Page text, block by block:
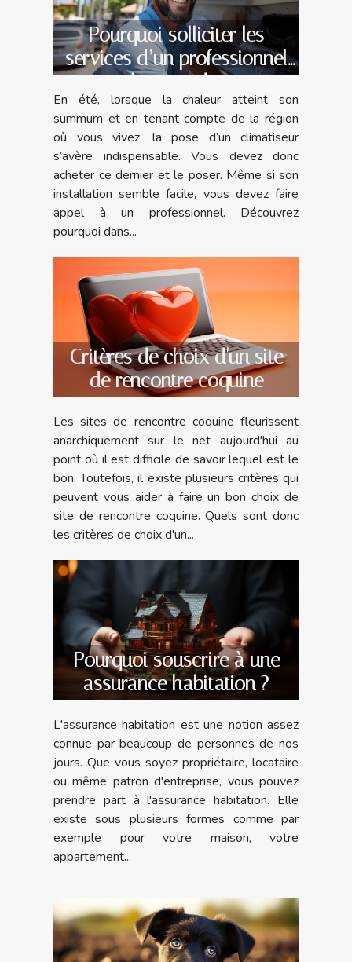
Pourquoi solliciter les
services d’un professionnel
pour la pose de votre
climatiseur ?
En été, lorsque la chaleur atteint son
summum et en tenant compte de la région
où vous vivez, la pose d’un climatiseur
s’avère indispensable. Vous devez donc
acheter ce dernier et le poser. Même si son
installation semble facile, vous devez faire
appel à un professionnel. Découvrez
pourquoi dans...
Critères de choix d'un site
de rencontre coquine
Les sites de rencontre coquine fleurissent
anarchiquement sur le net aujourd'hui au
point où il est difficile de savoir lequel est le
bon. Toutefois, il existe plusieurs critères qui
peuvent vous aider à faire un bon choix de
site de rencontre coquine. Quels sont donc
les critères de choix d'un...
Pourquoi souscrire à une
assurance habitation ?
L'assurance habitation est une notion assez
connue par beaucoup de personnes de nos
jours. Que vous soyez propriétaire, locataire
ou même patron d'entreprise, vous pouvez
prendre part à l'assurance habitation. Elle
existe sous plusieurs formes comme par
exemple pour votre maison, votre
appartement...